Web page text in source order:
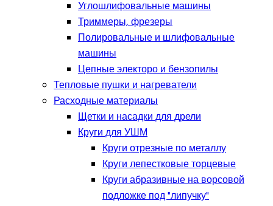
Углошлифовальные машины
Триммеры, фрезеры
Полировальные и шлифовальные
машины
Цепные электоро и бензопилы
Тепловые пушки и нагреватели
Расходные материалы
Щетки и насадки для дрели
Круги для УШМ
Круги отрезные по металлу
Круги лепестковые торцевые
Круги абразивные на ворсовой
подложке под "липучку"